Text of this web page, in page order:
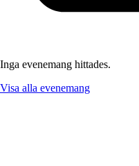
Inga evenemang hittades.
Visa alla evenemang